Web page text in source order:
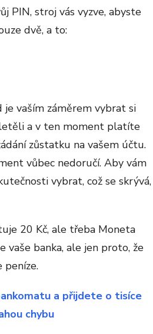
PIN, stroj vás vyzve, abyste
dvě, a to:
vaším záměrem vybrat si
a v ten moment platíte
zůstatku na vašem účtu.
vůbec nedoručí. Aby vám
vybrat, což se skrývá,
20 Kč, ale třeba Moneta
vaše banka, ale jen proto, že
peníze.
a přijdete o tisíce
chybu